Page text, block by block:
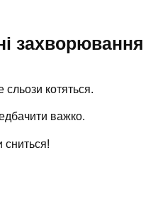
захворювання
котяться.
важко.
сниться!